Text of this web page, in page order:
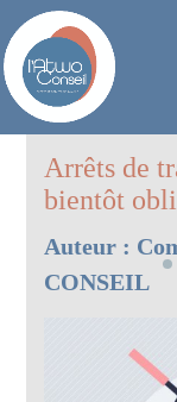
Arrêts de
bientôt
Auteur :
CONSEIL